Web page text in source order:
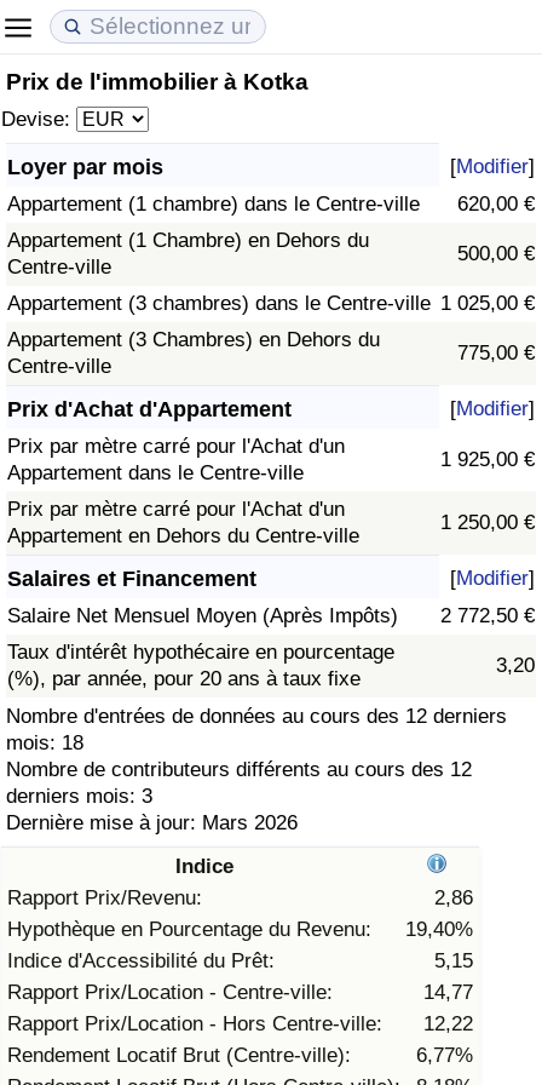
Prix de l'immobilier à Kotka
Devise:
Loyer par mois [Modifier]
Appartement (1 chambre) dans le Centre-ville
620,00 €
Appartement (1 Chambre) en Dehors du
Centre-ville
500,00 €
Appartement (3 chambres) dans le Centre-ville 1 025,00 €
Appartement (3 Chambres) en Dehors du
Centre-ville
775,00 €
Prix d'Achat d'Appartement [Modifier]
Prix par mètre carré pour l'Achat d'un
Appartement dans le Centre-ville
1 925,00 €
Prix par mètre carré pour l'Achat d'un
Appartement en Dehors du Centre-ville
1 250,00 €
Salaires et Financement [Modifier]
Salaire Net Mensuel Moyen (Après Impôts)
2 772,50 €
Taux d'intérêt hypothécaire en pourcentage
(%), par année, pour 20 ans à taux fixe
3,20
Nombre d'entrées de données au cours des 12 derniers
mois: 18
Nombre de contributeurs différents au cours des 12
derniers mois: 3
Dernière mise à jour: Mars 2026
Indice
Rapport Prix/Revenu:
2,86
Hypothèque en Pourcentage du Revenu:
19,40%
Indice d'Accessibilité du Prêt:
5,15
Rapport Prix/Location - Centre-ville:
14,77
Rapport Prix/Location - Hors Centre-ville:
12,22
Rendement Locatif Brut (Centre-ville):
6,77%
Coût de la vie
Indice du Coût de la Vie (Actuel)
Indice du Coût de la Vie
Indice du coût de la vie par pays
à Akaba
Prix de l'immobilier
Indice des Prix de l'immobilier (Actuel)
Indice des Prix de l'immobilier
Indice des Prix de l'immobilier par Pays
Qualité de Vie
Indice de Qualité de Vie
Indice de Qualité de Vie (Actuel)
Indice de qualité de vie par pays
Criminalité
Indice de Criminalité (Actuel)
Indice de Criminalité
Indice de criminalité par pays
Soins de santé
Indice des soins de santé (Actuel)
Indice des soins de santé
Indice des soins de santé par Pays
Pollution
Indice de Pollution (Actuel)
Indice de pollution
Indice de Pollution par Pays
Trafic